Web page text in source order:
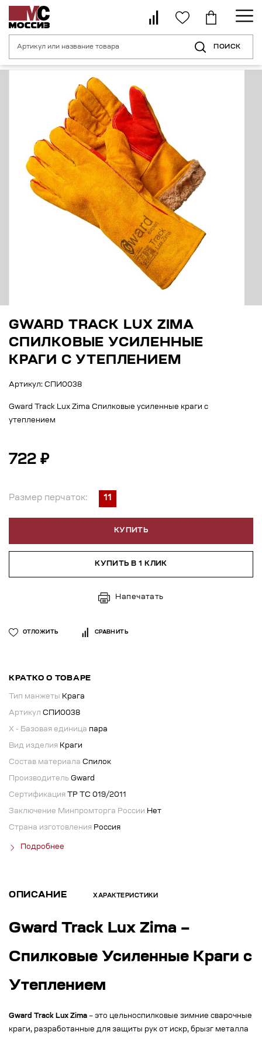
ПОИСК
Главная страница Средства индивидуальной защиты рук
GWARD TRACK LUX ZIMA
СПИЛКОВЫЕ УСИЛЕННЫЕ
КРАГИ С УТЕПЛЕНИЕМ
Артикул: СПИ0038
Gward Track Lux Zima Спилковые усиленные краги с
утеплением
722 ₽
Размер перчаток: 11
КУПИТЬ
КУПИТЬ В 1 КЛИК
Напечатать
ОТЛОЖИТЬ СРАВНИТЬ
КРАТКО О ТОВАРЕ
Тип манжеты Крага
Артикул СПИ0038
X - Базовая единица пара
Вид изделия Краги
Состав материала Спилок
Производитель Gward
Сертификация ТР ТС 019/2011
Заключение Минпромторга России Нет
Страна изготовления Россия
Подробнее
ОПИСАНИЕ ХАРАКТЕРИСТИКИ
Gward Track Lux Zima –
Спилковые Усиленные Краги с
Утеплением
Gward Track Lux Zima – это цельноспилковые зимние сварочные
краги, разработанные для защиты рук от искр, брызг металла